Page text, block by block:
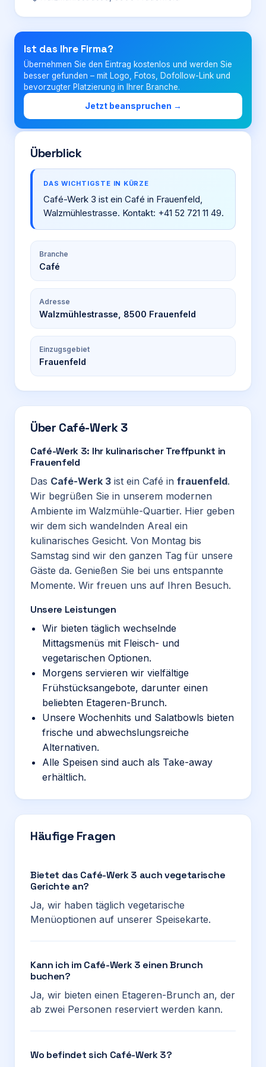
Login
Firma eintragen
Ist das Ihre Firma?
Übernehmen Sie den Eintrag kostenlos und werden Sie
besser gefunden – mit Logo, Fotos, Dofollow-Link und
bevorzugter Platzierung in Ihrer Branche.
Jetzt beanspruchen →
Überblick
DAS WICHTIGSTE IN KÜRZE
Café-Werk 3 ist ein Café in Frauenfeld,
Walzmühlestrasse. Kontakt: +41 52 721 11 49.
Branche
Café
Adresse
Walzmühlestrasse, 8500 Frauenfeld
Einzugsgebiet
Frauenfeld
Über Café-Werk 3
Café-Werk 3: Ihr kulinarischer Treffpunkt in
Frauenfeld
Das Café-Werk 3 ist ein Café in frauenfeld.
Wir begrüßen Sie in unserem modernen
Ambiente im Walzmühle-Quartier. Hier geben
wir dem sich wandelnden Areal ein
kulinarisches Gesicht. Von Montag bis
Samstag sind wir den ganzen Tag für unsere
Gäste da. Genießen Sie bei uns entspannte
Momente. Wir freuen uns auf Ihren Besuch.
Unsere Leistungen
Wir bieten täglich wechselnde
Mittagsmenüs mit Fleisch- und
vegetarischen Optionen.
Morgens servieren wir vielfältige
Frühstücksangebote, darunter einen
beliebten Etageren-Brunch.
Unsere Wochenhits und Salatbowls bieten
frische und abwechslungsreiche
Alternativen.
Alle Speisen sind auch als Take-away
erhältlich.
Häufige Fragen
Bietet das Café-Werk 3 auch vegetarische
Gerichte an?
Ja, wir haben täglich vegetarische
Menüoptionen auf unserer Speisekarte.
Kann ich im Café-Werk 3 einen Brunch
buchen?
Ja, wir bieten einen Etageren-Brunch an, der
ab zwei Personen reserviert werden kann.
Wo befindet sich Café-Werk 3?